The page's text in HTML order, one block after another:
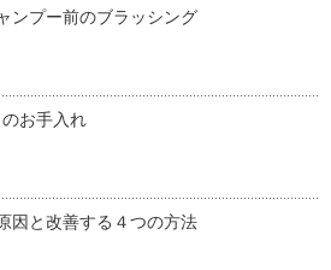
ンプー前のブラッシング
お手入れ
因と改善する４つの方法